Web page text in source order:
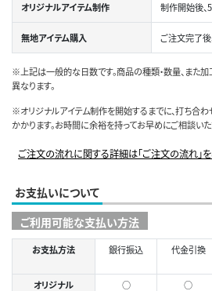
オリジナルアイテム制作 制作開始後
無地アイテム購入 ご注文完了
※上記は一般的な日数です。商品の種類・数量、また
異なります。
※オリジナルアイテム制作を開始するまでに、打ち合
かかります。お時間に余裕を持ってお早めにご相談いた
ご注文の流れに関する詳細は「ご注文の流れ」を
お支払いについて
ご利用可能な支払い方法
お支払方法 銀行振込 代金引換
オリジナル
○ ○